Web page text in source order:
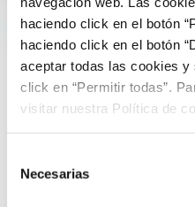
haciendo click en el botón
haciendo click en el botón
aceptar todas las cookies y
click en “Permitir todas”.
visitar nuestra Política de
Necesarias
Impulsando el
acerca el sector
estudiantado en el
La conexión entre el
empresarial es clave para
preparar a las nuevas